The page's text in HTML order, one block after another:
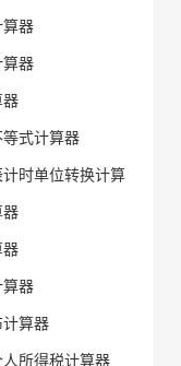
器
器
式计算器
时单位转换计算
器
算器
所得税计算器